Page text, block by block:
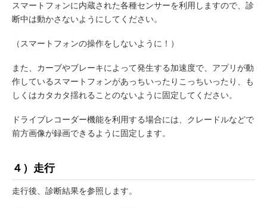
スマートフォンに内蔵された各種センサーを利用しますので、診
断中は動かさないようにしてください。
（スマートフォンの操作をしないように！）
また、カーブやブレーキによって発生する加速度で、アプリが動
作しているスマートフォンがあっちいったりこっちいったり、も
しくはカタカタ揺れることのないように固定してください。
ドライブレコーダー機能を利用する場合には、クレードルなどで
前方画像が録画できるように固定します。
４）走行
走行後、診断結果を参照します。